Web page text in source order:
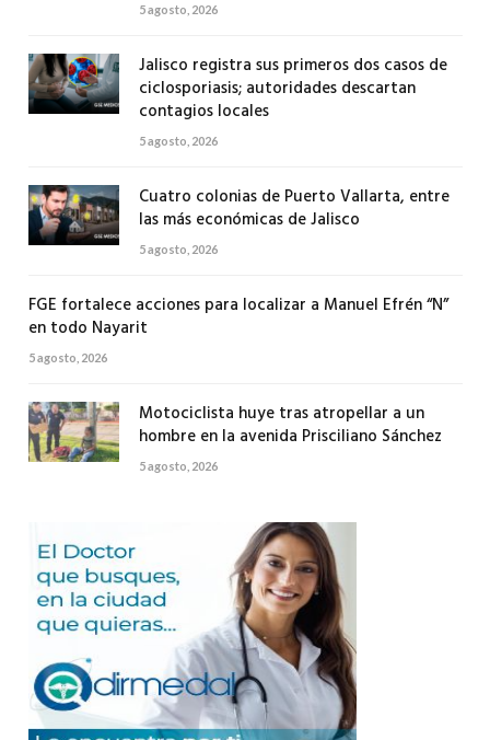
5 agosto, 2026
Jalisco registra sus primeros dos casos de
ciclosporiasis; autoridades descartan
contagios locales
5 agosto, 2026
Cuatro colonias de Puerto Vallarta, entre
las más económicas de Jalisco
5 agosto, 2026
FGE fortalece acciones para localizar a Manuel Efrén “N”
en todo Nayarit
5 agosto, 2026
Motociclista huye tras atropellar a un
hombre en la avenida Prisciliano Sánchez
5 agosto, 2026